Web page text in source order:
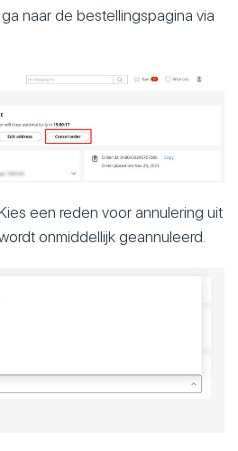
naar de bestellingspagina via
een reden voor annulering uit
onmiddellijk geannuleerd.